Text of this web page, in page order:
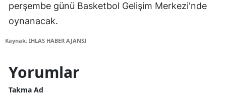
perşembe günü Basketbol Gelişim Merkezi'nde
oynanacak.
Kaynak: İHLAS HABER AJANSI
Yorumlar
Takma Ad